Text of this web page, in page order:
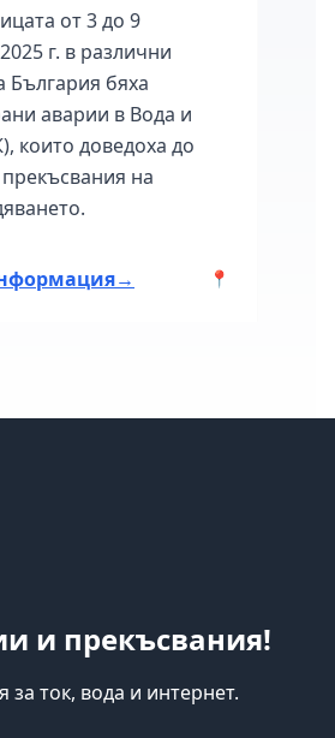
от 3 до 9
г. в различни
България бяха
аварии в Вода и
които доведоха до
на
→ 📍
и прекъсвания!
за ток, вода и интернет.